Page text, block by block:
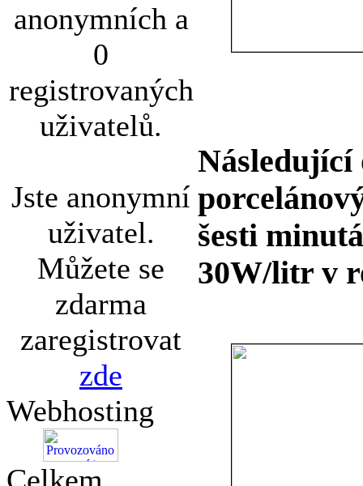
anonymních a
0
registrovaných
uživatelů.
Jste anonymní
uživatel.
Můžete se
zdarma
zaregistrovat
zde
Webhosting
šesti
30W/litr v